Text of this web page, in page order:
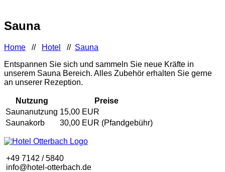
Sauna
Home // Hotel // Sauna
Entspannen Sie sich und sammeln Sie neue Kräfte in
unserem Sauna Bereich. Alles Zubehör erhalten Sie gerne
an unserer Rezeption.
Nutzung
Preise
Saunanutzung 15,00 EUR
Saunakorb
30,00 EUR (Pfandgebühr)
+49 7142 / 5840
info@hotel-otterbach.de